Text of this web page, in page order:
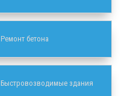
Ремонт бетона
Быстровозводимые здания